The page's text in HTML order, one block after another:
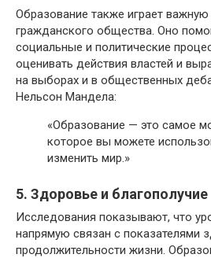
Образование также играет важную
гражданского общества. Оно
социальные и политические
оценивать действия властей и
на выборах и в общественных
Нельсон Мандела:
«Образование — это самое
которое вы можете
изменить мир.»
5. Здоровье и благополучие
Исследования показывают, что
напрямую связан с показателями
продолжительности жизни.